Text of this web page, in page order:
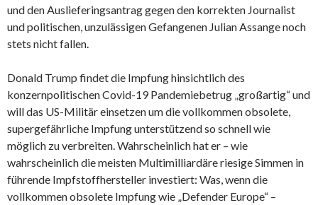
und den Auslieferingsantrag gegen den korrekten Journalist
und politischen, unzulässigen Gefangenen Julian Assange noch
stets nicht fallen.
Donald Trump findet die Impfung hinsichtlich des
konzernpolitischen Covid-19 Pandemiebetrug „großartig“ und
will das US-Militär einsetzen um die vollkommen obsolete,
supergefährliche Impfung unterstützend so schnell wie
möglich zu verbreiten. Wahrscheinlich hat er – wie
wahrscheinlich die meisten Multimilliardäre riesige Simmen in
führende Impfstoffhersteller investiert: Was, wenn die
vollkommen obsolete Impfung wie „Defender Europe“ –